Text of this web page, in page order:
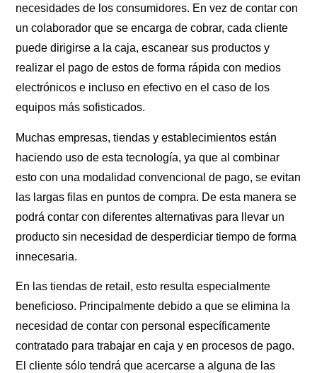
necesidades de los consumidores. En vez de contar con
un colaborador que se encarga de cobrar, cada cliente
puede dirigirse a la caja, escanear sus productos y
realizar el pago de estos de forma rápida con medios
electrónicos e incluso en efectivo en el caso de los
equipos más sofisticados.
Muchas empresas, tiendas y establecimientos están
haciendo uso de esta tecnología, ya que al combinar
esto con una modalidad convencional de pago, se evitan
las largas filas en puntos de compra. De esta manera se
podrá contar con diferentes alternativas para llevar un
producto sin necesidad de desperdiciar tiempo de forma
innecesaria.
En las tiendas de retail, esto resulta especialmente
beneficioso. Principalmente debido a que se elimina la
necesidad de contar con personal específicamente
contratado para trabajar en caja y en procesos de pago.
El cliente sólo tendrá que acercarse a alguna de las